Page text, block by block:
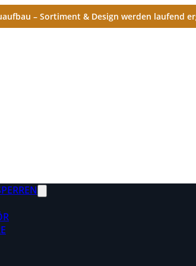
– Sortiment & Design werden laufend